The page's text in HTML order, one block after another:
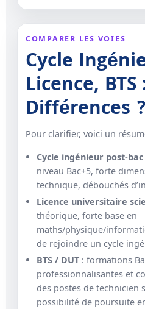
COMPARER LES VOIES
Cycle
Licence,
Différences ?
Pour clarifier, voici un
Cycle ingénieur post-bac
niveau Bac+5, forte
technique, débouchés
Licence universitaire
théorique, forte base en
maths/physique/
de rejoindre un cycle
BTS / DUT : formations
professionnalisantes et
des postes de technicien
possibilité de poursuite